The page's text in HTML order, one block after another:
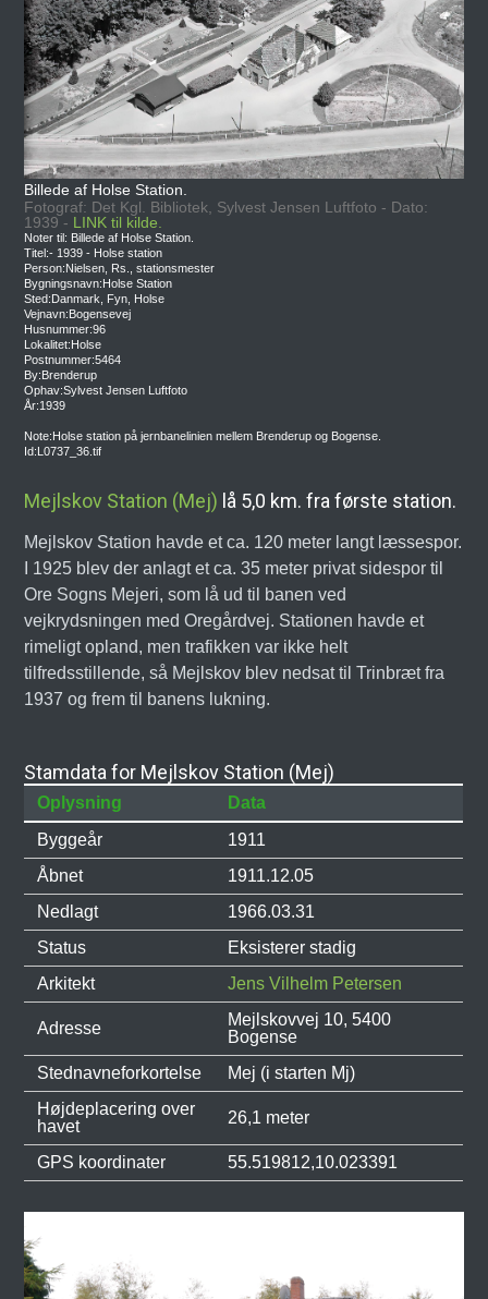
Billede af Holse Station.
Fotograf: Det Kgl. Bibliotek, Sylvest Jensen Luftfoto - Dato:
1939 - LINK til kilde.
Noter til: Billede af Holse Station.
Titel:- 1939 - Holse station
Person:Nielsen, Rs., stationsmester
Bygningsnavn:Holse Station
Sted:Danmark, Fyn, Holse
Vejnavn:Bogensevej
Husnummer:96
Lokalitet:Holse
Postnummer:5464
By:Brenderup
Ophav:Sylvest Jensen Luftfoto
År:1939
Note:Holse station på jernbanelinien mellem Brenderup og Bogense.
Id:L0737_36.tif
Mejlskov Station (Mej) lå 5,0 km. fra første station.
Mejlskov Station havde et ca. 120 meter langt læssespor.
I 1925 blev der anlagt et ca. 35 meter privat sidespor til
Ore Sogns Mejeri, som lå ud til banen ved
vejkrydsningen med Oregårdvej. Stationen havde et
rimeligt opland, men trafikken var ikke helt
tilfredsstillende, så Mejlskov blev nedsat til Trinbræt fra
1937 og frem til banens lukning.
Stamdata for Mejlskov Station (Mej)
Oplysning
Data
Byggeår
1911
Åbnet
1911.12.05
Nedlagt
1966.03.31
Status
Eksisterer stadig
Arkitekt
Jens Vilhelm Petersen
Adresse
Mejlskovvej 10, 5400
Bogense
Stednavneforkortelse
Mej (i starten Mj)
Højdeplacering over
havet
26,1 meter
GPS koordinater 55.519812,10.023391